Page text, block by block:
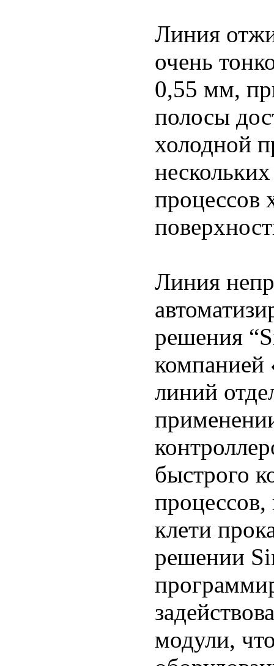
Линия
очень
0,55 мм,
полосы
холодной
процессов
Линия
решения
компанией
линий
быстрого
процессов,
клети
решении
модули,